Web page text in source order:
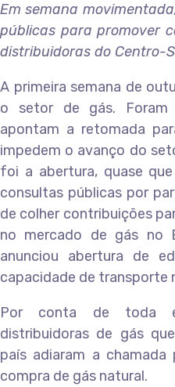
Em semana
públicas para promover
distribuidoras do Centro-
A primeira semana de
o setor de gás. Foram
apontam a retomada
impedem o avanço do
foi a abertura, quase
consultas públicas por
de colher contribuições
no mercado de gás no
anunciou abertura de
capacidade de transporte
Por conta de toda
distribuidoras de gás
país adiaram a chamada
compra de gás natural.